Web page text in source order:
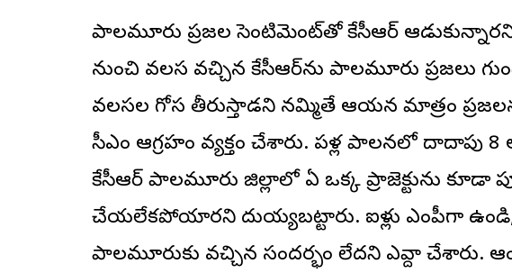
పాలమూరు ప్రజల సెంటిమెంట్‌తో కేసీఆర్
నుంచి వలస వచ్చిన కేసీఆర్‌ను పాలమూరు ప్రజలు
వలసల గోస తీరుస్తాడని నమ్మితే ఆయన మాత్రం
సీఎం ఆగ్రహం వ్యక్తం చేశారు. పదేళ్ల పాలనలో దాదాపు 8
కేసీఆర్ పాలమూరు జిల్లాలో ఏ ఒక్క ప్రాజెక్టును కూడా
చేయలేకపోయారని దుయ్యబట్టారు. ఐదేళ్లు ఎంపీగా ఉండి,
పాలమూరుకు వచ్చిన సందర్భం లేదని ఎద్దేవా చేశారు.